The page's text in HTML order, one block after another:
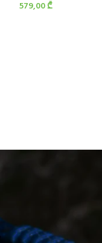
579,00₾